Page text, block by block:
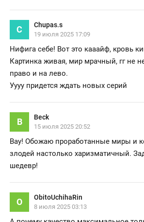
C Chupas.s
19 июля 2025 17:09
Нифига себе! Вот это кааайф, кровь
Картинка живая, мир мрачный, гг не
право и на лево.
Уууу придется ждать новых серий
B Beck
15 июля 2025 20:52
Вау! Обожаю проработанные миры и
злодей настолько харизматичный.
шедевр!
O ObitoUchihaRin
8 июля 2025 03:13